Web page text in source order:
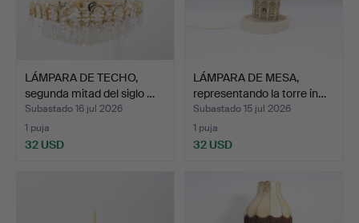
LÁMPARA DE TECHO,
segunda mitad del siglo …
Subastado 16 jul 2026
1 puja
32 USD
LÁMPARA DE MESA,
representando la torre in…
Subastado 15 jul 2026
1 puja
32 USD